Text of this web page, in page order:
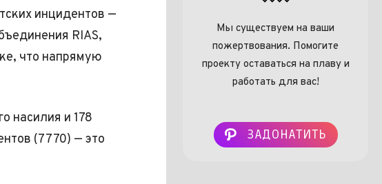
инцидентов —
RIAS,
что напрямую
насилия и 178
(7770) — это
Мы существуем на ваши
пожертвования. Помогите
проекту оставаться на плаву и
работать для вас!
ЗАДОНАТИТЬ